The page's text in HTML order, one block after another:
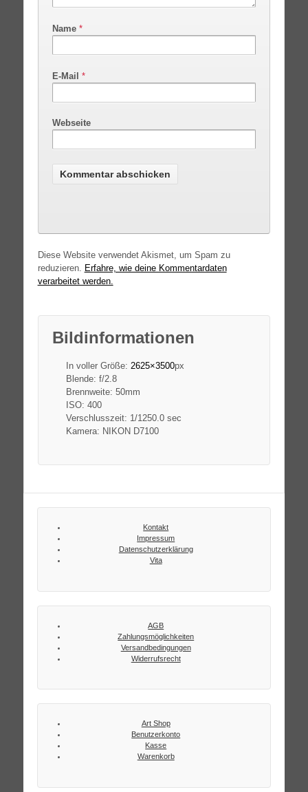
Name *
E-Mail *
Webseite
Diese Website verwendet Akismet, um Spam zu
reduzieren. Erfahre, wie deine Kommentardaten
verarbeitet werden.
Bildinformationen
In voller Größe: 2625×3500px
Blende: f/2.8
Brennweite: 50mm
ISO: 400
Verschlusszeit: 1/1250.0 sec
Kamera: NIKON D7100
Kontakt
Impressum
Datenschutzerklärung
Vita
AGB
Zahlungsmöglichkeiten
Versandbedingungen
Widerrufsrecht
Art Shop
Benutzerkonto
Kasse
Warenkorb